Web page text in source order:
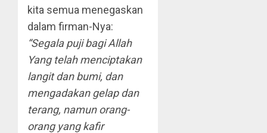
kita semua menegaskan
dalam firman-Nya:
“Segala puji bagi Allah
Yang telah menciptakan
langit dan bumi, dan
mengadakan gelap dan
terang, namun orang-
orang yang kafir